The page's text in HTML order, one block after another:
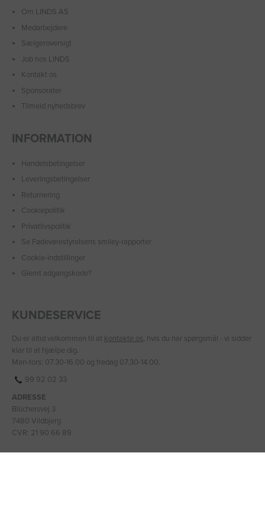
Om LINDS AS
Medarbejdere
Sælgeroversigt
Job hos LINDS
Kontakt os
Sponsorater
Tilmeld nyhedsbrev
INFORMATION
Handelsbetingelser
Leveringsbetingelser
Returnering
Cookiepolitik
Privatlivspolitik
Se Fødevarestyrelsens smiley-rapporter
Cookie-indstillinger
Glemt adgangskode?
KUNDESERVICE
Du er altid velkommen til at kontakte os, hvis du har spørgsmål - vi sidder
klar til at hjælpe dig.
Man-tors: 07.30-16.00 og fredag 07.30-14.00.
99 92 02 33
ADRESSE
Blüchersvej 3
7480 Vildbjerg
CVR: 21 90 66 89